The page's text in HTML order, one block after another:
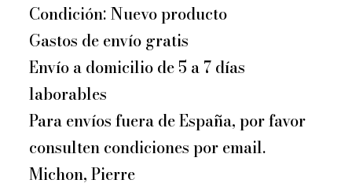
€21,00.€19,95.
Condición: Nuevo producto
Gastos de envío gratis
Envío a domicilio de 5 a 7 días
laborables
Para envíos fuera de España, por favor
consulten condiciones por email.
Michon, Pierre